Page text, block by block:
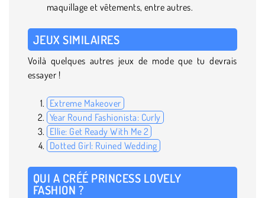
maquillage et vêtements, entre autres.
JEUX SIMILAIRES
Voilà quelques autres jeux de mode que tu devrais
essayer !
Extreme Makeover
Year Round Fashionista: Curly
Ellie: Get Ready With Me 2
Dotted Girl: Ruined Wedding
QUI A CRÉÉ PRINCESS LOVELY
FASHION ?